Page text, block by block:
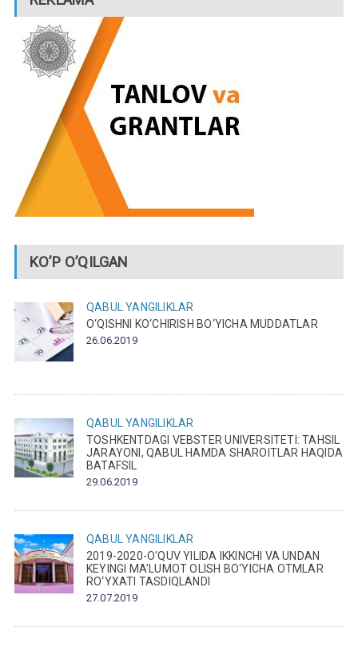
KO’P O’QILGAN
QABUL
YANGILIKLAR
O‘QISHNI KO‘CHIRISH BO‘YICHA MUDDATLAR
26.06.2019
QABUL
YANGILIKLAR
TOSHKENTDAGI VEBSTER UNIVERSITETI: TAHSIL
JARAYONI, QABUL HAMDA SHAROITLAR HAQIDA
BATAFSIL
29.06.2019
QABUL
YANGILIKLAR
2019-2020-O‘QUV YILIDA IKKINCHI VA UNDAN
KEYINGI MA’LUMOT OLISH BO‘YICHA OTMLAR
RO‘YXATI TASDIQLANDI
27.07.2019